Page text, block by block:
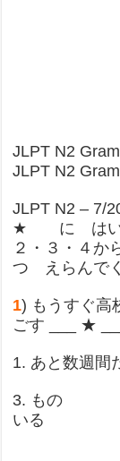
JLPT N2
JLPT N2
JLPT N2 – 7/
★ に はい
２・３・４
つ えらんでく
1) もうすぐ高
ごす ___ ★
1. あと
3. もの
いる